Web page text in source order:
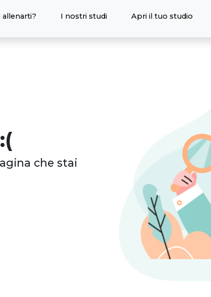
allenarti? I nostri studi Apri il tuo studio
che stai